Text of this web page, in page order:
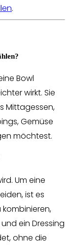
.
Bowl
wirkt. Sie
Mittagessen,
Gemüse
möchtest.
Um eine
ist es
ein Dressing
ohne die